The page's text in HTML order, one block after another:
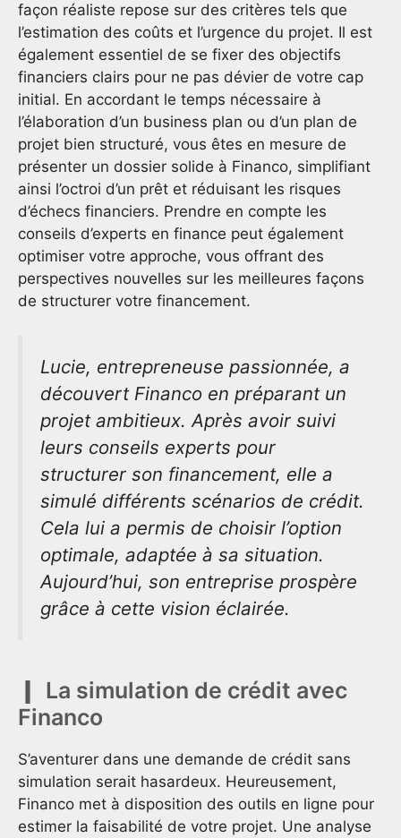
façon réaliste repose sur des critères tels que
l’estimation des coûts et l’urgence du projet. Il est
également essentiel de se fixer des objectifs
financiers clairs pour ne pas dévier de votre cap
initial. En accordant le temps nécessaire à
l’élaboration d’un business plan ou d’un plan de
projet bien structuré, vous êtes en mesure de
présenter un dossier solide à Financo, simplifiant
ainsi l’octroi d’un prêt et réduisant les risques
d’échecs financiers. Prendre en compte les
conseils d’experts en finance peut également
optimiser votre approche, vous offrant des
perspectives nouvelles sur les meilleures façons
de structurer votre financement.
Lucie, entrepreneuse passionnée, a
découvert Financo en préparant un
projet ambitieux. Après avoir suivi
leurs conseils experts pour
structurer son financement, elle a
simulé différents scénarios de crédit.
Cela lui a permis de choisir l’option
optimale, adaptée à sa situation.
Aujourd’hui, son entreprise prospère
grâce à cette vision éclairée.
La simulation de crédit avec
Financo
S’aventurer dans une demande de crédit sans
simulation serait hasardeux. Heureusement,
Financo met à disposition des outils en ligne pour
estimer la faisabilité de votre projet. Une analyse